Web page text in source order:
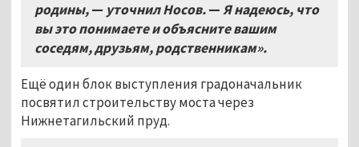
родины,— уточнил Носов.—Я надеюсь, что
вы это понимаете и объясните вашим
соседям, друзьям, родственникам».
Ещё один блок выступления градоначальник
посвятил строительству моста через
Нижнетагильский пруд.